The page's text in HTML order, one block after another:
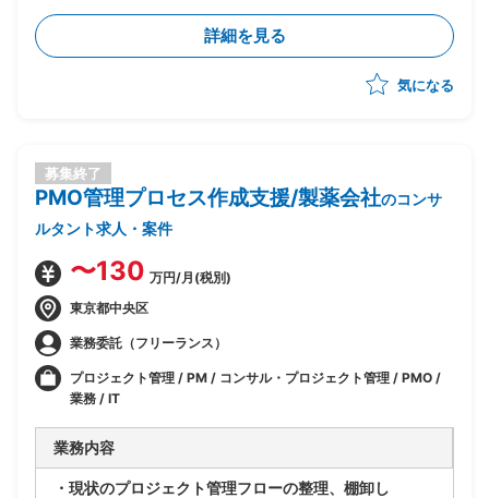
詳細を見る
気になる
募集終了
PMO管理プロセス作成支援/製薬会社のコンサ
ルタント求人・案件
〜130 万円/月(税別)
東京都中央区
業務委託（フリーランス）
プロジェクト管理 / PM / コンサル・プロジェクト管理 / PMO /
業務 / IT
業務内容
・現状のプロジェクト管理フローの整理、棚卸し